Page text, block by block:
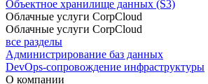
Объектное хранилище данных (S3)
Облачные услуги CorpCloud
Облачные услуги CorpCloud
все разделы
Администрирование баз данных
DevOps-сопровождение инфраструктуры
О компании